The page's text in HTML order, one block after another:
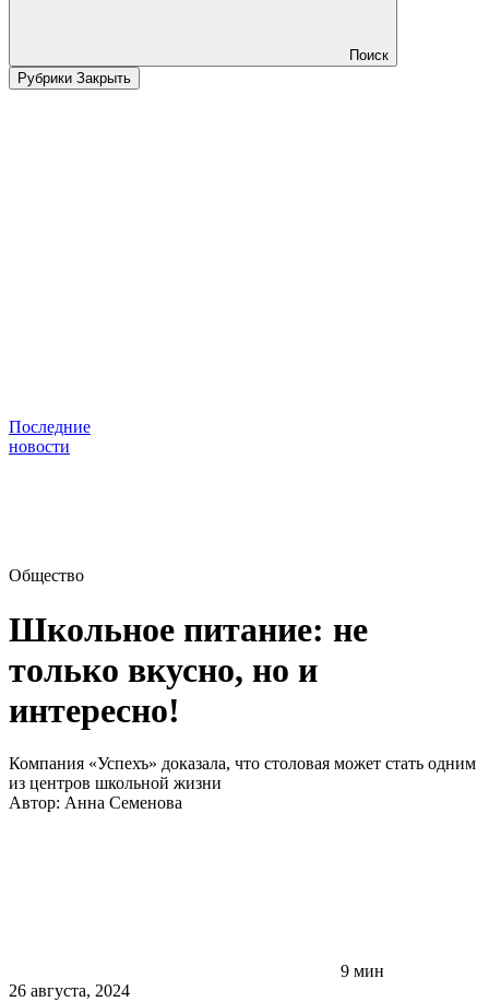
Поиск
Рубрики Закрыть
Последние
новости
Общество
Школьное питание: не
только вкусно, но и
интересно!
Компания «Успехъ» доказала, что столовая может стать одним
из центров школьной жизни
Автор: Анна Семенова
9 мин
26 августа, 2024